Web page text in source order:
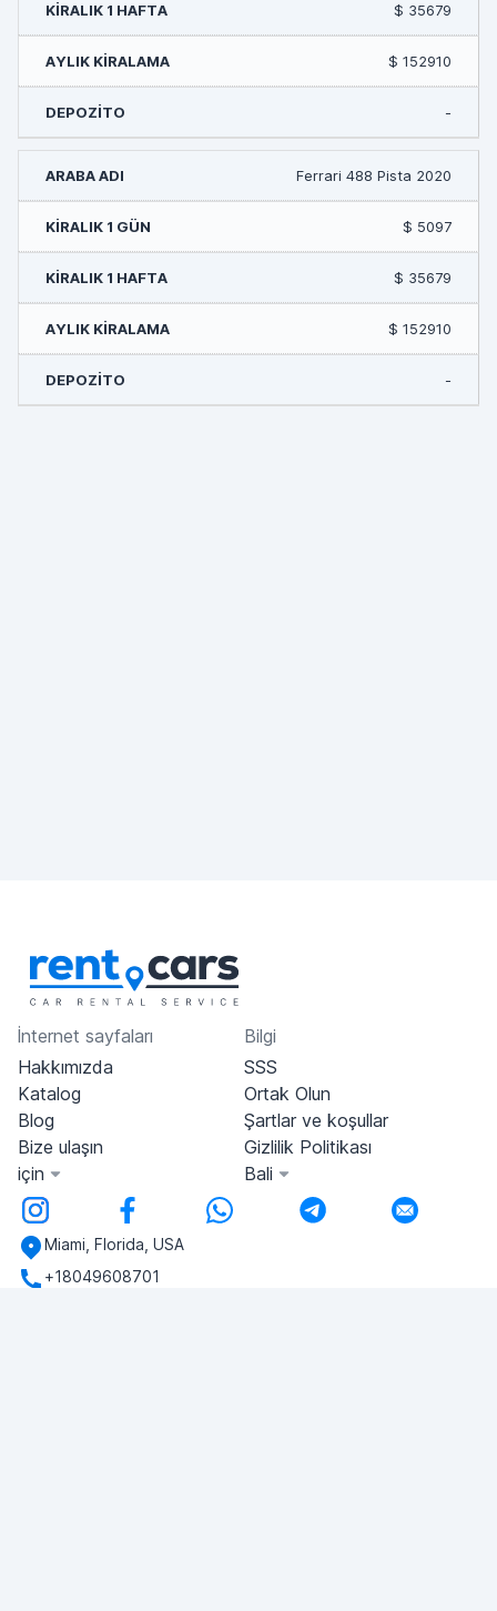
$ 35679
$ 152910
-
Ferrari 488 Pista 2020
$ 5097
$ 35679
$ 152910
-
İnternet sayfaları
Hakkımızda
Katalog
Blog
Bize ulaşın
için
Bilgi
SSS
Ortak Olun
Şartlar ve koşullar
Gizlilik Politikası
Bali
Miami, Florida, USA
+18049608701